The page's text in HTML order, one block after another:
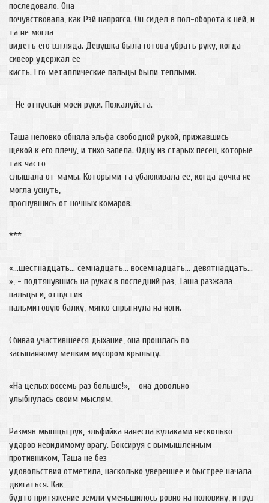
последовало. Она
почувствовала, как Рэй напрягся. Он сидел в пол-оборота к ней, и
та не могла
видеть его взгляда. Девушка была готова убрать руку, когда
сивеор удержал ее
кисть. Его металлические пальцы были теплыми.
- Не отпускай моей руки. Пожалуйста.
Таша неловко обняла эльфа свободной рукой, прижавшись
щекой к его плечу, и тихо запела. Одну из старых песен, которые
так часто
слышала от мамы. Которыми та убаюкивала ее, когда дочка не
могла уснуть,
проснувшись от ночных комаров.
***
«…шестнадцать… семнадцать… восемнадцать… девятнадцать…
», - подтянувшись на руках в последний раз, Таша разжала
пальцы и, отпустив
пальмитовую балку, мягко спрыгнула на ноги.
Сбивая участившееся дыхание, она прошлась по
засыпанному мелким мусором крыльцу.
«На целых восемь раз больше!», - она довольно
улыбнулась своим мыслям.
Размяв мышцы рук, эльфийка нанесла кулаками несколько
ударов невидимому врагу. Боксируя с вымышленным
противником, Таша не без
удовольствия отметила, насколько увереннее и быстрее начала
двигаться. Как
будто притяжение земли уменьшилось ровно на половину, и груз